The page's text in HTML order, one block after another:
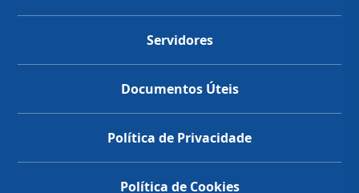
Servidores
Documentos Úteis
Política de Privacidade
Política de Cookies